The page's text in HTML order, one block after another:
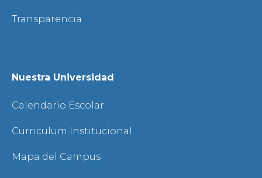
Transparencia
Nuestra Universidad
Calendario Escolar
Curriculum Institucional
Mapa del Campus